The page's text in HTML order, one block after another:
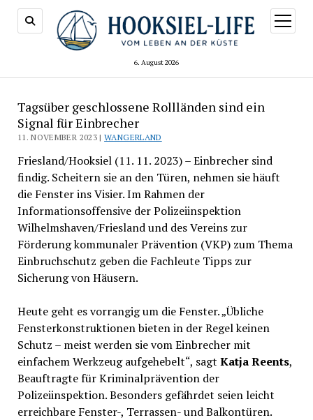
6. August 2026
Menü
öffnen
Tagsüber geschlossene Rollländen sind ein
Signal für Einbrecher
11. NOVEMBER 2023 |WANGERLAND
Friesland/Hooksiel (11. 11. 2023) – Einbrecher sind
findig. Scheitern sie an den Türen, nehmen sie häuft
die Fenster ins Visier. Im Rahmen der
Informationsoffensive der Polizeiinspektion
Wilhelmshaven/Friesland und des Vereins zur
Förderung kommunaler Prävention (VKP) zum Thema
Einbruchschutz geben die Fachleute Tipps zur
Sicherung von Häusern.
Heute geht es vorrangig um die Fenster. „Übliche
Fensterkonstruktionen bieten in der Regel keinen
Schutz – meist werden sie vom Einbrecher mit
einfachem Werkzeug aufgehebelt“, sagt Katja Reents,
Beauftragte für Kriminalprävention der
Polizeiinspektion. Besonders gefährdet seien leicht
erreichbare Fenster-, Terrassen- und Balkontüren.